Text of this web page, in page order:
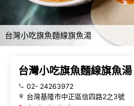
台灣小吃旗魚麵線旗魚湯
台灣小吃旗魚麵線旗魚湯
02- 24263972
台灣基隆市中正區信四路2之3號